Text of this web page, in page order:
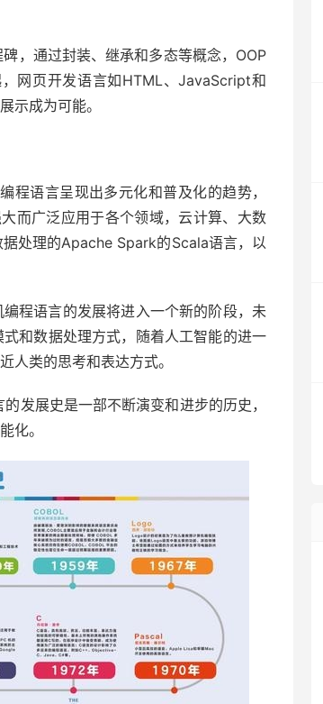
，通过封装、继承和多态等概念，OOP
网页开发语言如HTML、JavaScript和
示成为可能。
程语言呈现出多元化和普及化的趋势，
而广泛应用于各个领域，云计算、大数
处理的Apache Spark的Scala语言，以
程语言的发展将进入一个新的阶段，未
和数据处理方式，随着人工智能的进一
人类的思考和表达方式。
发展史是一部不断演变和进步的历史，
化。